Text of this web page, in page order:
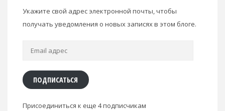
Укажите свой адрес электронной почты, чтобы
получать уведомления о новых записях в этом блоге.
Email
ПОДПИСАТЬСЯ
Присоединиться к еще 4 подписчикам